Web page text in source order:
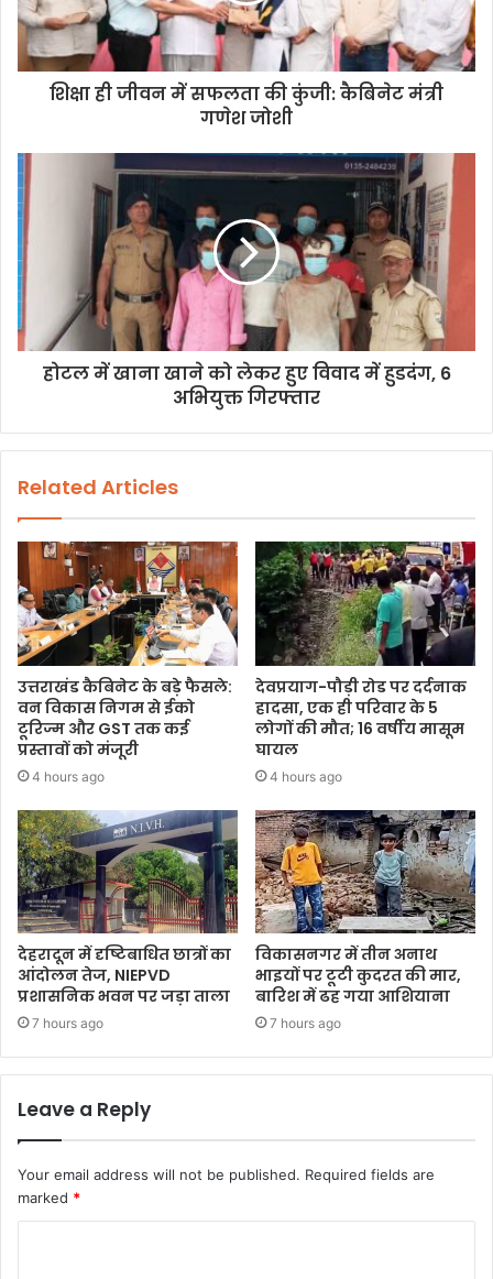
शिक्षा ही जीवन में सफलता की कुंजी: कैबिनेट मंत्री
गणेश जोशी
होटल में खाना खाने को लेकर हुए विवाद में हुडदंग, 6
अभियुक्त गिरफ्तार
Related Articles
उत्तराखंड कैबिनेट के बड़े फैसले:
वन विकास निगम से ईको
टूरिज्म और GST तक कई
प्रस्तावों को मंजूरी
4 hours ago
देवप्रयाग-पौड़ी रोड पर दर्दनाक
हादसा, एक ही परिवार के 5
लोगों की मौत; 16 वर्षीय मासूम
घायल
4 hours ago
देहरादून में दृष्टिबाधित छात्रों का
आंदोलन तेज, NIEPVD
प्रशासनिक भवन पर जड़ा ताला
7 hours ago
विकासनगर में तीन अनाथ
भाइयों पर टूटी कुदरत की मार,
बारिश में ढह गया आशियाना
7 hours ago
Leave a Reply
Your email address will not be published. Required fields are
marked *